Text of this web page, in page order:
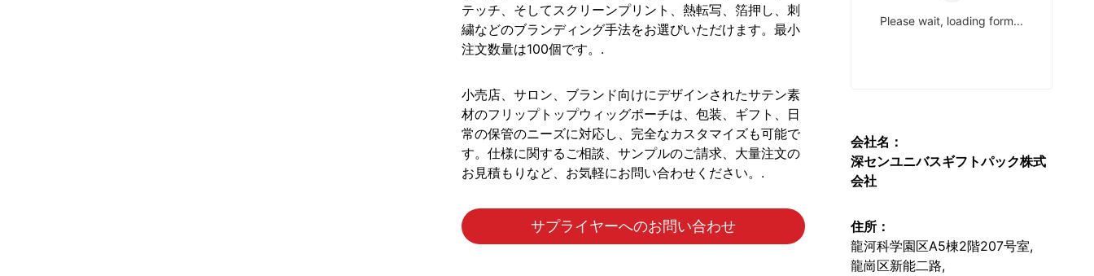
テッチ、そしてスクリーンプリント、熱転写、箔押し、刺
繍などのブランディング手法をお選びいただけます。最小
注文数量は100個です。.
小売店、サロン、ブランド向けにデザインされたサテン素
材のフリップトップウィッグポーチは、包装、ギフト、日
常の保管のニーズに対応し、完全なカスタマイズも可能で
す。仕様に関するご相談、サンプルのご請求、大量注文の
お見積もりなど、お気軽にお問い合わせください。.
サプライヤーへのお問い合わせ
会社名：
深センユニバスギフトパック株式
会社
住所：
龍河科学園区A5棟2階207号室,
龍崗区新能二路,